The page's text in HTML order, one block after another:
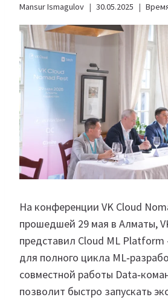
Mansur Ismagulov 30.05.2025
На конференции VK Cloud
прошедшей 29 мая в Алматы,
представил Cloud ML
для полного цикла
совместной работы
позволит быстро запускать